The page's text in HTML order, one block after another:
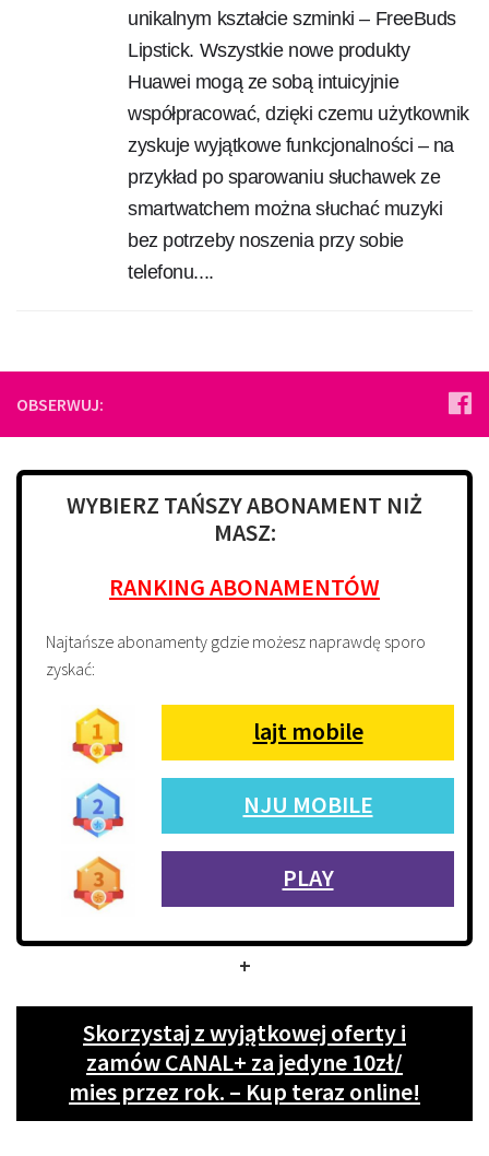
unikalnym kształcie szminki – FreeBuds
Lipstick. Wszystkie nowe produkty
Huawei mogą ze sobą intuicyjnie
współpracować, dzięki czemu użytkownik
zyskuje wyjątkowe funkcjonalności – na
przykład po sparowaniu słuchawek ze
smartwatchem można słuchać muzyki
bez potrzeby noszenia przy sobie
telefonu....
OBSERWUJ:
WYBIERZ TAŃSZY ABONAMENT NIŻ
MASZ:
RANKING ABONAMENTÓW
Najtańsze abonamenty gdzie możesz naprawdę sporo
zyskać:
lajt mobile
NJU MOBILE
PLAY
+
Skorzystaj z wyjątkowej oferty i
zamów CANAL+ za jedyne 10zł/
mies przez rok. – Kup teraz online!